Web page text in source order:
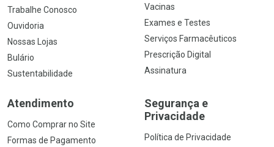
Trabalhe Conosco
Ouvidoria
Nossas Lojas
Bulário
Sustentabilidade
Vacinas
Exames e Testes
Serviços Farmacêuticos
Prescrição Digital
Assinatura
Atendimento
Como Comprar no Site
Formas de Pagamento
Segurança e
Privacidade
Política de Privacidade